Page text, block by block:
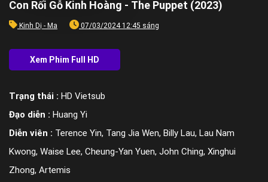
Con Rối Gỗ Kinh Hoàng - The Puppet (2023)
Kinh Dị - Ma 07/03/2024 12:45 sáng
Trạng thái : HD Vietsub
Đạo diễn : Huang Yi
Diễn viên : Terence Yin, Tang Jia Wen, Billy Lau, Lau Nam
Kwong, Waise Lee, Cheung-Yan Yuen, John Ching, Xinghui
Zhong, Artemis